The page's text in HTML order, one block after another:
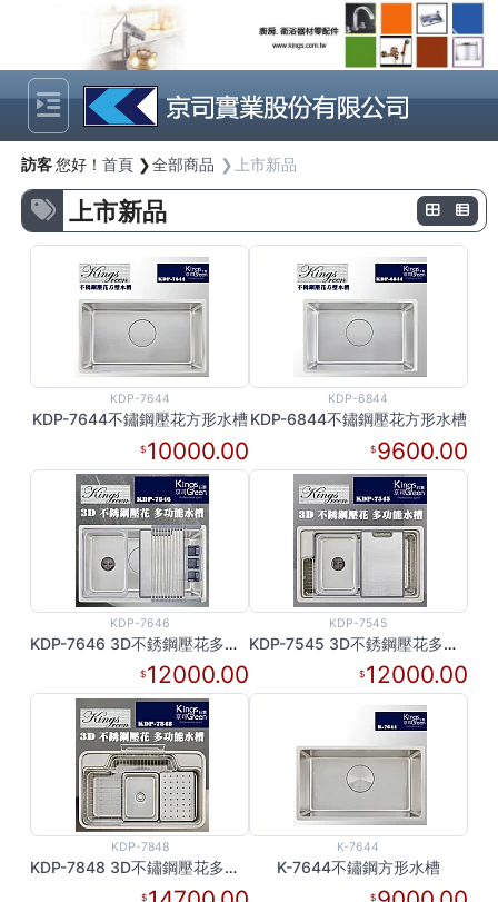
Previous Next
訪客您好！ 首頁 全部商品 上市新品
上市新品
KDP-7644
KDP-7644不鏽鋼壓花方形水槽
10000.00
KDP-6844
KDP-6844不鏽鋼壓花方形水槽
9600.00
KDP-7646
KDP-7646 3D不銹鋼壓花多功能水槽
12000.00
KDP-7545
KDP-7545 3D不銹鋼壓花多功能水槽
12000.00
KDP-7848
KDP-7848 3D不鏽鋼壓花多功能水槽
K-7644
K-7644不鏽鋼方形水槽